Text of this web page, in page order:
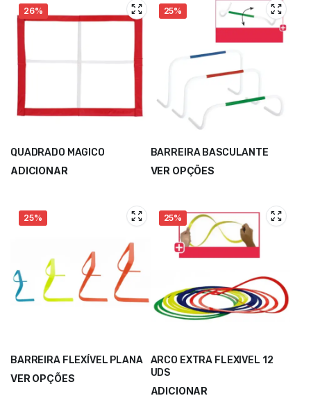
26%
QUADRADO MAGICO
ADICIONAR
25%
BARREIRA BASCULANTE
VER OPÇÕES
25%
BARREIRA FLEXÍVEL PLANA
VER OPÇÕES
25%
ARCO EXTRA FLEXIVEL 12
UDS
ADICIONAR